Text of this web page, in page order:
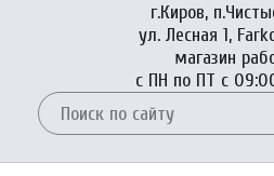
г.Киров,
ул. Лесная 1,
магазин
с ПН по ПТ с